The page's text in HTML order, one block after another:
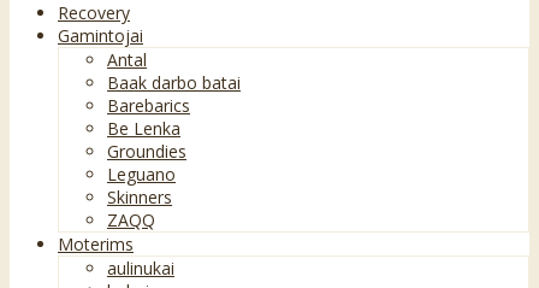
Recovery
Gamintojai
Antal
Baak darbo batai
Barebarics
Be Lenka
Groundies
Leguano
Skinners
ZAQQ
Moterims
aulinukai